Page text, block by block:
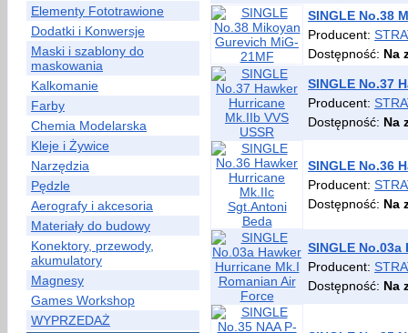
Elementy Fototrawione
Dodatki i Konwersje
Maski i szablony do
maskowania
Kalkomanie
Farby
Chemia Modelarska
Kleje i Żywice
Narzędzia
Pędzle
Aerografy i akcesoria
Materiały do budowy
Konektory, przewody,
akumulatory
Magnesy
Games Workshop
WYPRZEDAŻ
SINGLE No.38
Producent:
Dostępność: Na
SINGLE No.37
Producent:
Dostępność: Na
SINGLE No.36
Producent:
Dostępność: Na
SINGLE
Producent:
Dostępność: Na